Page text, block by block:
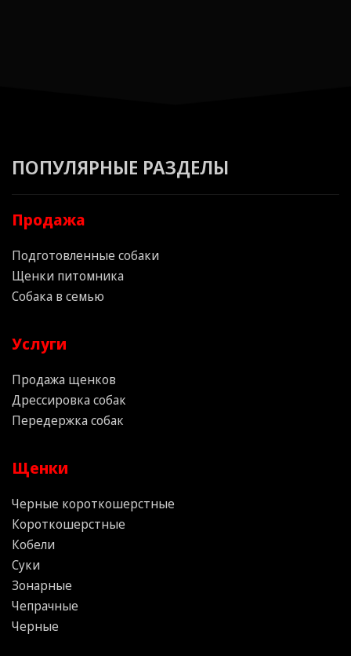
ПОПУЛЯРНЫЕ РАЗДЕЛЫ
Продажа
Подготовленные собаки
Щенки питомника
Собака в семью
Услуги
Продажа щенков
Дрессировка собак
Передержка собак
Щенки
Черные короткошерстные
Короткошерстные
Кобели
Суки
Зонарные
Чепрачные
Черные